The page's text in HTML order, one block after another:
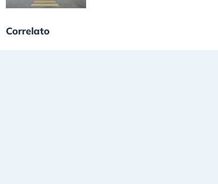
Correlato